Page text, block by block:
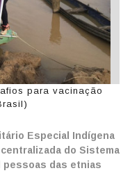
para vacinação
Especial Indígena
do Sistema
pessoas das etnias